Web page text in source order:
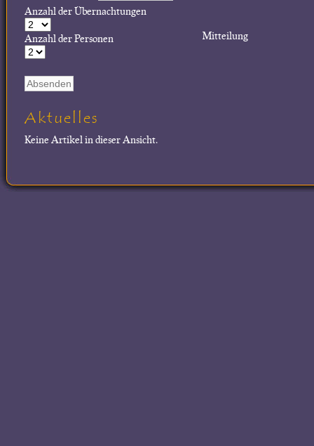
Mitteilung
Anzahl der Übernachtungen
Anzahl der Personen
Aktuelles
Keine Artikel in dieser Ansicht.